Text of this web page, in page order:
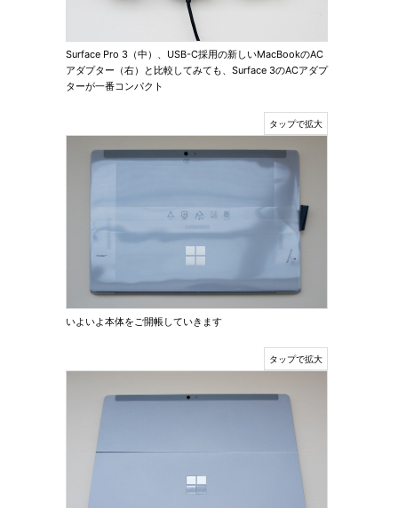
Surface Pro 3（中）、USB-C採用の新しいMacBookのAC
アダプター（右）と比較してみても、Surface 3のACアダプ
ターが一番コンパクト
いよいよ本体をご開帳していきます